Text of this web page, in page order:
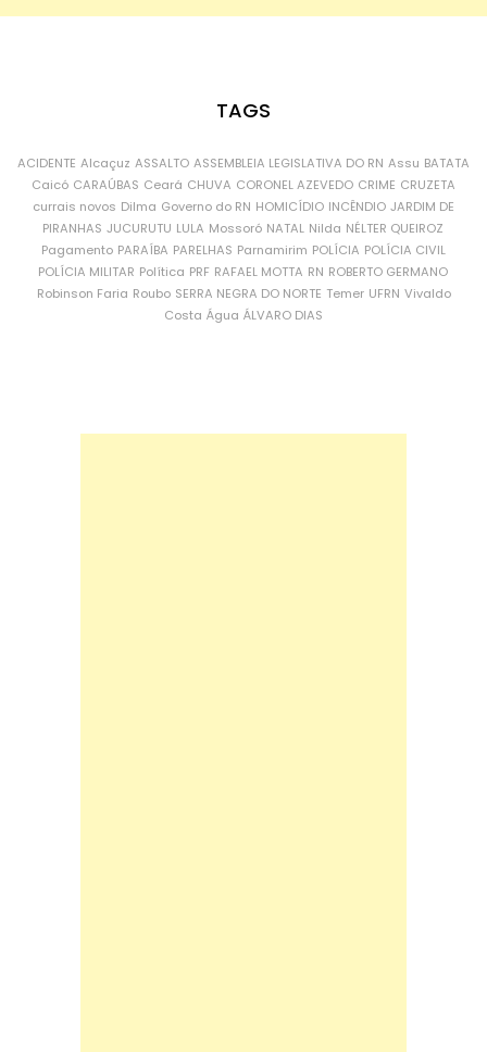
TAGS
ACIDENTE Alcaçuz ASSALTO ASSEMBLEIA LEGISLATIVA DO RN Assu BATATA
Caicó CARAÚBAS Ceará CHUVA CORONEL AZEVEDO CRIME CRUZETA
currais novos Dilma Governo do RN HOMICÍDIO INCÊNDIO JARDIM DE
PIRANHAS JUCURUTU LULA Mossoró NATAL Nilda NÉLTER QUEIROZ
Pagamento PARAÍBA PARELHAS Parnamirim POLÍCIA POLÍCIA CIVIL
POLÍCIA MILITAR Política PRF RAFAEL MOTTA RN ROBERTO GERMANO
Robinson Faria Roubo SERRA NEGRA DO NORTE Temer UFRN Vivaldo
Costa Água ÁLVARO DIAS